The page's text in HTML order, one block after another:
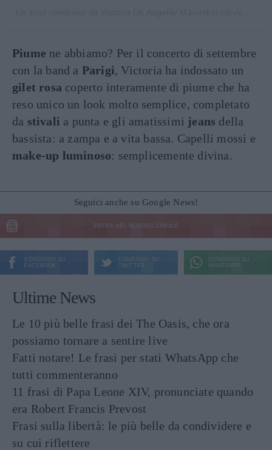
Piume ne abbiamo? Per il concerto di settembre
con la band a Parigi, Victoria ha indossato un
gilet rosa coperto interamente di piume che ha
reso unico un look molto semplice, completato
da stivali a punta e gli amatissimi jeans della
bassista: a zampa e a vita bassa. Capelli mossi e
make-up luminoso: semplicemente divina.
Seguici anche su Google News!
ENTRA NEL NOSTRO CANALE
CONDIVIDI SU
FACEBOOK
CONDIVIDI SU
TWITTER
CONDIVIDI SU
WHATSAPP
Ultime News
Le 10 più belle frasi dei The Oasis, che ora
possiamo tornare a sentire live
Fatti notare! Le frasi per stati WhatsApp che
tutti commenteranno
11 frasi di Papa Leone XIV, pronunciate quando
era Robert Francis Prevost
Frasi sulla libertà: le più belle da condividere e
su cui riflettere